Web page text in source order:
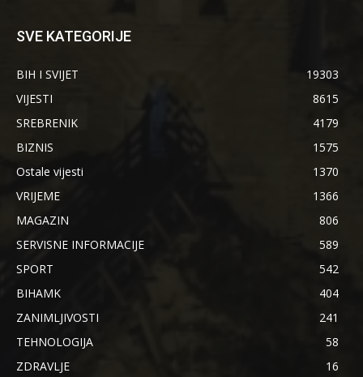
SVE KATEGORIJE
BIH I SVIJET
19303
VIJESTI
8615
SREBRENIK
4179
BIZNIS
1575
Ostale vijesti
1370
VRIJEME
1366
MAGAZIN
806
SERVISNE INFORMACIJE
589
SPORT
542
BIHAMK
404
ZANIMLJIVOSTI
241
TEHNOLOGIJA
58
ZDRAVLJE
16